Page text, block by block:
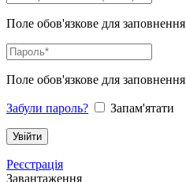
Поле обов'язкове для заповнення
Поле обов'язкове для заповнення
Забули пароль? Запам'ятати
Реєстрація
Завантаження